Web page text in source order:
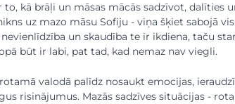
kā brāļi un māsas mācās sadzīvot, dalīties
uz mazo māsu Sofiju - viņa šķiet sabojā
un skaudība te ir ikdiena, taču
būt ir labi, pat tad, kad nemaz nav viegli.
valodā palīdz nosaukt emocijas,
risinājumus. Mazās sadzīves situācijas -